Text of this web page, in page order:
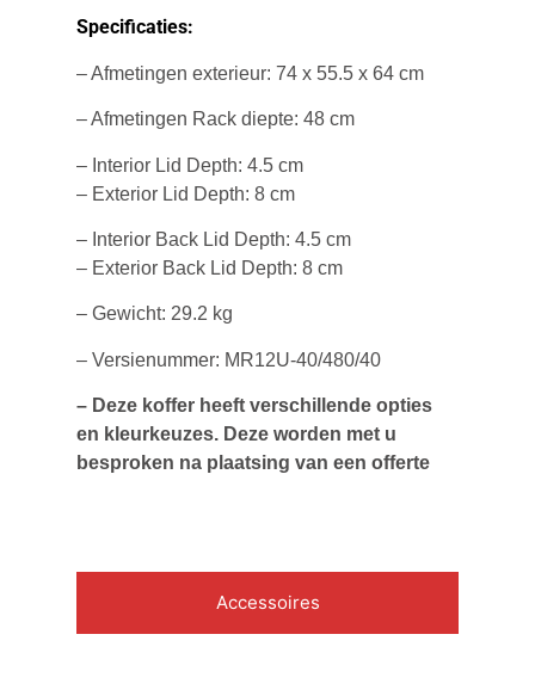
Specificaties:
– Afmetingen exterieur: 74 x 55.5 x 64 cm
– Afmetingen Rack diepte: 48 cm
– Interior Lid Depth: 4.5 cm
– Exterior Lid Depth: 8 cm
– Interior Back Lid Depth: 4.5 cm
– Exterior Back Lid Depth: 8 cm
– Gewicht: 29.2 kg
– Versienummer: MR12U-40/480/40
– Deze koffer heeft verschillende opties
en kleurkeuzes. Deze worden met u
besproken na plaatsing van een offerte
Accessoires